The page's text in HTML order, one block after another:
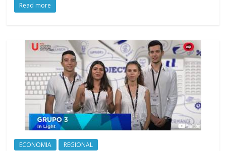
Read more
ECONOMIA REGIONAL